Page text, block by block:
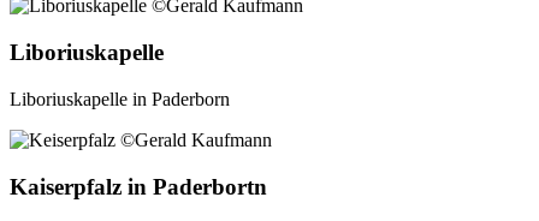
Liboriuskapelle
Liboriuskapelle in Paderborn
Kaiserpfalz in Paderbortn